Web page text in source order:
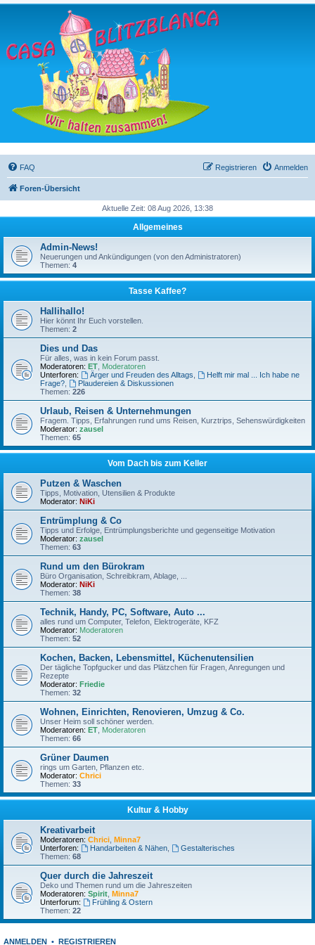
FAQ Anmelden
Registrieren
Foren-Übersicht
Aktuelle Zeit: 08 Aug 2026, 13:38
Allgemeines
Admin-News!
Neuerungen und Ankündigungen (von den Administratoren)
Themen: 4
Tasse Kaffee?
Hallihallo!
Hier könnt Ihr Euch vorstellen.
Themen: 2
Dies und Das
Für alles, was in kein Forum passt.
Moderatoren: ET Moderatoren
Unterforen:
Ärger und Freuden des Alltags
Helft mir mal ... Ich habe ne
Frage?
Plaudereien & Diskussionen
Themen: 226
Urlaub, Reisen & Unternehmungen
Fragem. Tipps, Erfahrungen rund ums Reisen, Kurztrips, Sehenswürdigkeiten
Moderator: zausel
Themen: 65
Vom Dach bis zum Keller
Putzen & Waschen
Tipps, Motivation, Utensilien & Produkte
Moderator: NiKi
Entrümplung & Co
Tipps und Erfolge, Entrümplungsberichte und gegenseitige Motivation
Moderator: zausel
Themen: 63
Rund um den Bürokram
Büro Organisation, Schreibkram, Ablage, ...
Moderator: NiKi
Themen: 38
Technik, Handy, PC, Software, Auto ...
alles rund um Computer, Telefon, Elektrogeräte, KFZ
Moderator: Moderatoren
Themen: 52
Kochen, Backen, Lebensmittel, Küchenutensilien
Der tägliche Topfgucker und das Plätzchen für Fragen, Anregungen und
Rezepte
Moderator: Friedie
Themen: 32
Wohnen, Einrichten, Renovieren, Umzug & Co.
Unser Heim soll schöner werden.
Moderatoren: ET Moderatoren
Themen: 66
Grüner Daumen
rings um Garten, Pflanzen etc.
Moderator: Chrici
Themen: 33
Kultur & Hobby
Kreativarbeit
Moderatoren: Chrici Minna7
Unterforen:
Handarbeiten & Nähen,
Gestalterisches
Themen: 68
Quer durch die Jahreszeit
Deko und Themen rund um die Jahreszeiten
Moderatoren: Spirit Minna7
Unterforum:
Frühling & Ostern
Themen: 22
ANMELDEN • REGISTRIEREN